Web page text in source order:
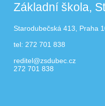
Základní škola,
Starodubečská 413, Praha
tel: 272 701 838
reditel@zsdubec.cz
272 701 838